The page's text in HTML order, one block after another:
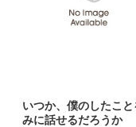
いつか、僕のしたこと
みに話せるだろうか